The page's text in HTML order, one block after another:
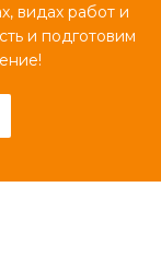
видах работ и
и подготовим